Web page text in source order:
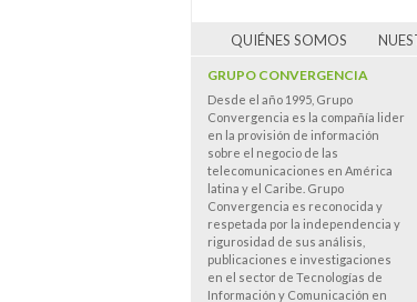
QUIÉNES SOMOS
GRUPO CONVERGENCIA
Desde el año 1995, Grupo
Convergencia es la compañía lider
en la provisión de información
sobre el negocio de las
telecomunicaciones en América
latina y el Caribe. Grupo
Convergencia es reconocida y
respetada por la independencia y
rigurosidad de sus análisis,
publicaciones e investigaciones
en el sector de Tecnologías de
Información y Comunicación en